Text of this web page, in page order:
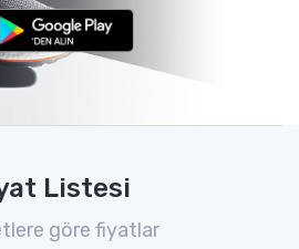
Listesi
göre fiyatlar